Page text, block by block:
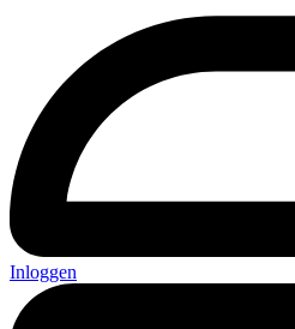
Inloggen